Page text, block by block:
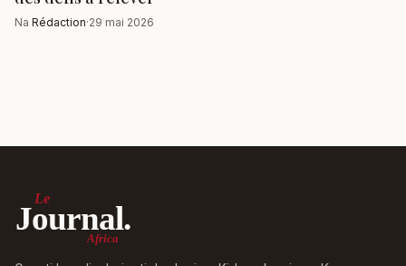
Na Rédaction·29 mai 2026
Le
Journal.
Africa